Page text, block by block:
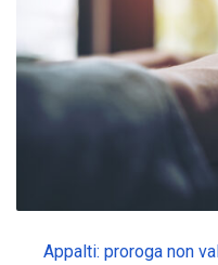
Appalti: proroga non